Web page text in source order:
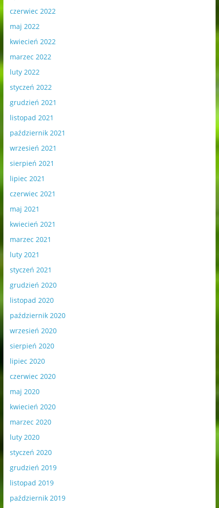
czerwiec 2022
maj 2022
kwiecień 2022
marzec 2022
luty 2022
styczeń 2022
grudzień 2021
listopad 2021
październik 2021
wrzesień 2021
sierpień 2021
lipiec 2021
czerwiec 2021
maj 2021
kwiecień 2021
marzec 2021
luty 2021
styczeń 2021
grudzień 2020
listopad 2020
październik 2020
wrzesień 2020
sierpień 2020
lipiec 2020
czerwiec 2020
maj 2020
kwiecień 2020
marzec 2020
luty 2020
styczeń 2020
grudzień 2019
listopad 2019
październik 2019